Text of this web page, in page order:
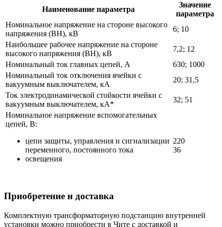
Наименование параметра
Значение
параметра
Номинальное напряжение на стороне высокого
напряжения (ВН), кВ
6; 10
Наибольшее рабочее напряжение на стороне
высокого напряжения (ВН), кВ
7,2; 12
Номинальный ток главных цепей, А
630; 1000
Номинальный ток отключения ячейки с
вакуумным выключателем, кА
20; 31,5
Ток электродинамической стойкости ячейки с
вакуумным выключателем, кА*
32; 51
Номинальное напряжение вспомогательных
цепей, В:
цепи защиты, управления и сигнализации
переменного, постоянного тока
освещения
220
36
Приобретение и доставка
Комплектную трансформаторную подстанцию внутренней
установки можно приобрести в Чите с доставкой и